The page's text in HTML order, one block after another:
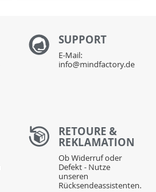
SUPPORT
E-Mail:
info@mindfactory.de
RETOURE &
REKLAMATION
Ob Widerruf oder
Defekt - Nutze
unseren
Rücksendeassistenten.